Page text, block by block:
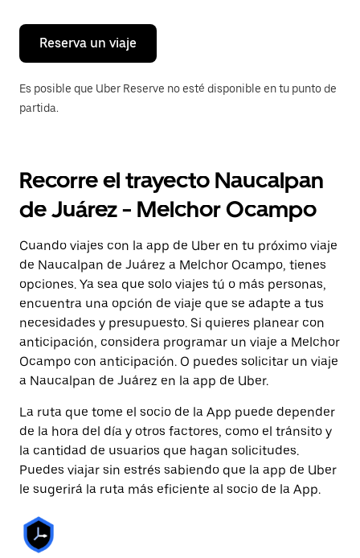
Reserva un viaje
Es posible que Uber Reserve no esté disponible en tu punto de
partida.
Recorre el trayecto Naucalpan
de Juárez - Melchor Ocampo
Cuando viajes con la app de Uber en tu próximo viaje
de Naucalpan de Juárez a Melchor Ocampo, tienes
opciones. Ya sea que solo viajes tú o más personas,
encuentra una opción de viaje que se adapte a tus
necesidades y presupuesto. Si quieres planear con
anticipación, considera programar un viaje a Melchor
Ocampo con anticipación. O puedes solicitar un viaje
a Naucalpan de Juárez en la app de Uber.
La ruta que tome el socio de la App puede depender
de la hora del día y otros factores, como el tránsito y
la cantidad de usuarios que hagan solicitudes.
Puedes viajar sin estrés sabiendo que la app de Uber
le sugerirá la ruta más eficiente al socio de la App.